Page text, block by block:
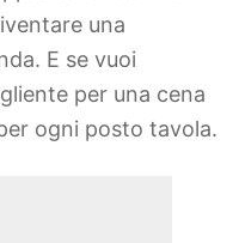
una
E se vuoi
per una cena
ogni posto tavola.